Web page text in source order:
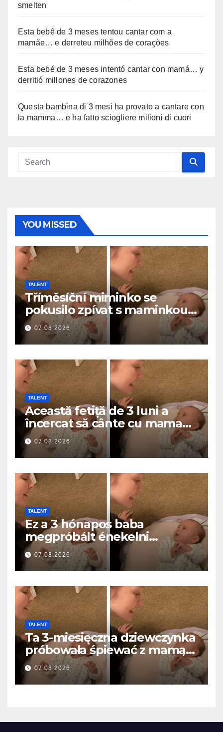
smelten
Esta bebê de 3 meses tentou cantar com a
mamãe… e derreteu milhões de corações
Esta bebé de 3 meses intentó cantar con mamá… y
derritió millones de corazones
Questa bambina di 3 mesi ha provato a cantare con
la mamma… e ha fatto sciogliere milioni di cuori
YOU MISSED
TALENT
Tříměsíční miminko se
pokusilo zpívat s maminkou…
a roztavilo miliony srdcí
07.08.2026
TALENT
Această fetiță de 3 luni a
încercat să cânte cu mama
ei… și a topit milioane de
inimi
07.08.2026
TALENT
Ez a 3 hónapos baba
megpróbált énekelni
anyával… és milliók szívét
olvasztotta meg
07.08.2026
TALENT
Ta 3-miesięczna dziewczynka
próbowała śpiewać z mamą…
i roztopiła miliony serc
07.08.2026